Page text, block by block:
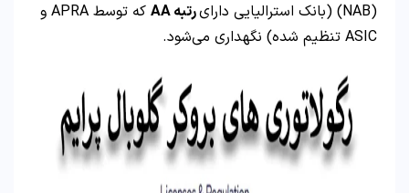
(NAB) (بانک استرالیایی دارای
رتبه AA
که توسط APRA و
ASIC تنظیم شده) نگهداری می‌شود.